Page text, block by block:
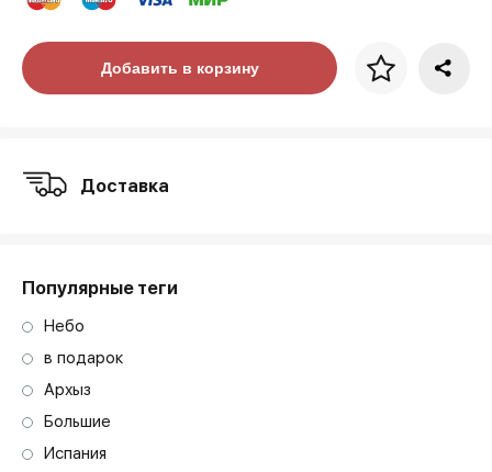
Цена за багетДобавить в корзину
Доставка
Популярные теги
Небо
в подарок
Архыз
Большие
Испания